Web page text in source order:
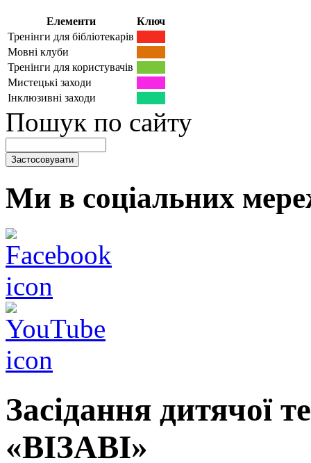
Елементи
Ключ
Тренінги для бібліотекарів
Мовні клуби
Тренінги для користувачів
Мистецькі заходи
Інклюзивні заходи
Пошук по сайту
Ми в соціальних
Засідання дитячої
«ВІЗАВІ»